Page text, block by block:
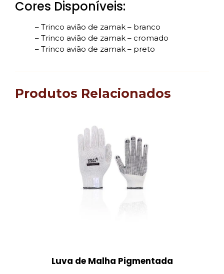
Cores Disponíveis:
– Trinco avião de zamak – branco
– Trinco avião de zamak – cromado
– Trinco avião de zamak – preto
Produtos Relacionados
Luva de Malha Pigmentada